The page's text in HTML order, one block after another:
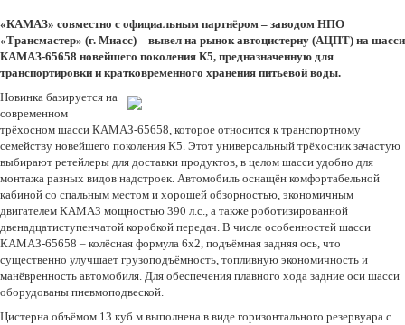
«КАМАЗ» совместно с официальным партнёром – заводом НПО
«Трансмастер» (г. Миасс) – вывел на рынок автоцистерну (АЦПТ) на шасси
КАМАЗ-65658 новейшего поколения К5, предназначенную для
транспортировки и кратковременного хранения питьевой воды.
Новинка базируется на
современном
трёхосном шасси КАМАЗ-65658, которое относится к транспортному
семейству новейшего поколения К5. Этот универсальный трёхосник зачастую
выбирают ретейлеры для доставки продуктов, в целом шасси удобно для
монтажа разных видов надстроек. Автомобиль оснащён комфортабельной
кабиной со спальным местом и хорошей обзорностью, экономичным
двигателем КАМАЗ мощностью 390 л.с., а также роботизированной
двенадцатиступенчатой коробкой передач. В числе особенностей шасси
КАМАЗ-65658 – колёсная формула 6х2, подъёмная задняя ось, что
существенно улучшает грузоподъёмность, топливную экономичность и
манёвренность автомобиля. Для обеспечения плавного хода задние оси шасси
оборудованы пневмоподвеской.
Цистерна объёмом 13 куб.м выполнена в виде горизонтального резервуара с